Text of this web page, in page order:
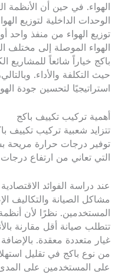
الهواء. في حين أن الأنظمة
الوحدات الداخلية لتوزيع
توزيع الهواء من منفذ واحد
الهواء الموصلة إلى
باكج خياراً شائعاً للمشاريع
حيث التكلفة والأداء.
استراتيجيًا لتحسين جودة
أهمية تركيب تكييف باكج
تتزايد شعبية تركيب تكييف
توفير درجات حرارة
التي تعاني من ارتفاع درجات
عند دراسة الفوائد
مشاكل الصيانة والتكاليف
المستخدمين. نظرًا لأن
تتطلب صيانة أقل مقارنة
غيار متعددة معقدة.
من نوع باكج في تقليل
على المستخدمين على